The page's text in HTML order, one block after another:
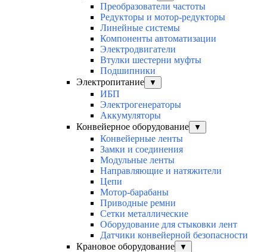
Преобразователи частоты
Редукторы и мотор-редукторы
Линейные системы
Компоненты автоматизации
Электродвигатели
Втулки шестерни муфты
Подшипники
Электропитание
▼
ИБП
Электрогенераторы
Аккумуляторы
Конвейерное оборудование
▼
Конвейерные ленты
Замки и соединения
Модульные ленты
Направляющие и натяжители
Цепи
Мотор-барабаны
Приводные ремни
Сетки металлические
Оборудование для стыковки лент
Датчики конвейерной безопасности
Крановое оборудование
▼